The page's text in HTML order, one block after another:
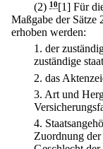
(2) 10[1] Für
Maßgabe der Sätze
erhoben werden:
1. der
zuständige
2. das
3. Art und
4.
Zuordnung